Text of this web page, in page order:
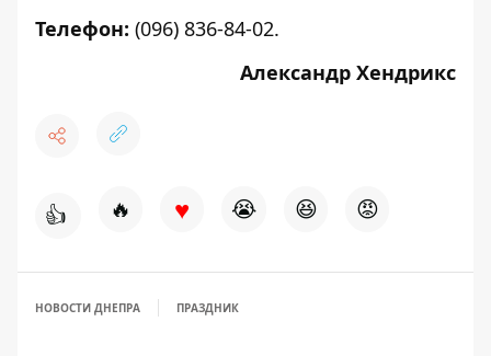
Телефон: (096) 836-84-02.
Александр Хендрикс
👍 🔥 ♥ 😭 😆 😡
НОВОСТИ ДНЕПРА ПРАЗДНИК